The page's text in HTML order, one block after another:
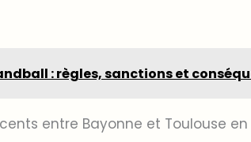
: règles, sanctions et
entre Bayonne et Toulouse en